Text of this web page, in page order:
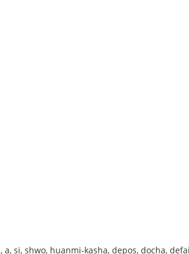
si, shwo, huanmi-kasha, depos, docha,